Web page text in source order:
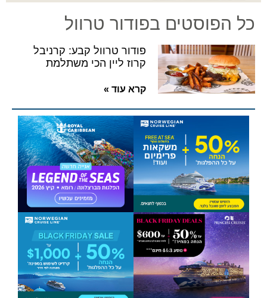
כל הפוסטים בפודור טרוול
פודור טרוול קבע: קרניבל
קרוז ליין הכי משתלמת
קרא עוד »